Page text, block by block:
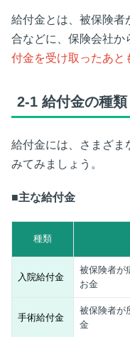
給付金とは、被保険者
合などに、保険会社か
付金を受け取ったあと
2-1 給付金の種類
給付金には、さまざま
みてみましょう。
■主な給付金
種類
入院給付金
被保険者が
お金
手術給付金
被保険者が
金